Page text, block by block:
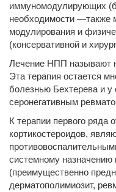
иммуномодулирующих
необходимости —также
модулирования и
(консервативной и
Лечение НПП называют
Эта терапия остается
болезнью Бехтерева и
серонегативным
К терапии первого ряда
кортикостероидов,
системному назначению
(преимущественно
дерматополимиозит,